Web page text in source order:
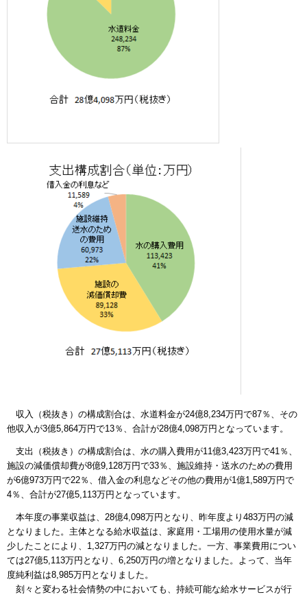
収入（税抜き）の構成割合は、水道料金が24億8,234万円で87％、その
他収入が3億5,864万円で13％、合計が28億4,098万円となっています。
支出（税抜き）の構成割合は、水の購入費用が11億3,423万円で41％、
施設の減価償却費が8億9,128万円で33％、施設維持・送水のための費用
が6億973万円で22％、借入金の利息などその他の費用が1億1,589万円で
4％、合計が27億5,113万円となっています。
本年度の事業収益は、28億4,098万円となり、昨年度より483万円の減
となりました。主体となる給水収益は、家庭用・工場用の使用水量が減
少したことにより、1,327万円の減となりました。一方、事業費用につい
ては27億5,113万円となり、6,250万円の増となりました。よって、当年
度純利益は8,985万円となりました。
刻々と変わる社会情勢の中においても、持続可能な給水サービスが行